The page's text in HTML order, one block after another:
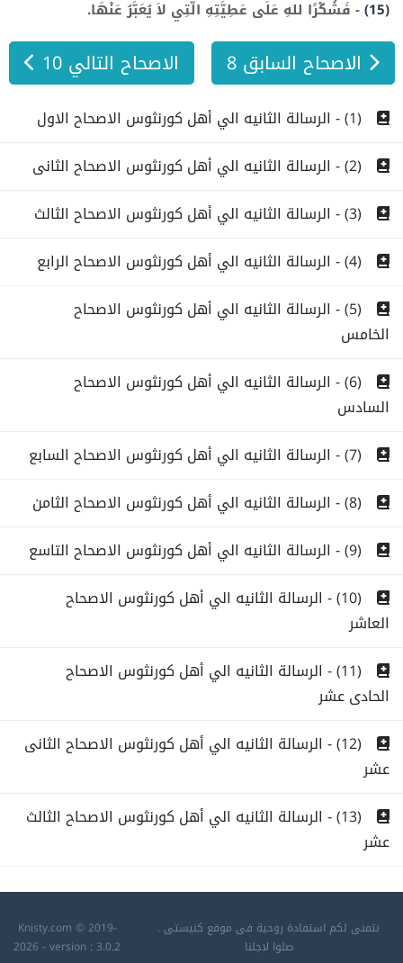
(15)
- فَشُكْرًا للهِ عَلَى عَطِيَّتِهِ الَّتِي لاَ يُعَبَّرُ عَنْهَا.
الاصحاح السابق 8 الاصحاح التالي 10
(1) - الرسالة الثانيه الي أهل كورنثوس الاصحاح الاول
(2) - الرسالة الثانيه الي أهل كورنثوس الاصحاح الثانى
(3) - الرسالة الثانيه الي أهل كورنثوس الاصحاح الثالث
(4) - الرسالة الثانيه الي أهل كورنثوس الاصحاح الرابع
(5) - الرسالة الثانيه الي أهل كورنثوس الاصحاح
الخامس
(6) - الرسالة الثانيه الي أهل كورنثوس الاصحاح
السادس
(7) - الرسالة الثانيه الي أهل كورنثوس الاصحاح السابع
(8) - الرسالة الثانيه الي أهل كورنثوس الاصحاح الثامن
(9) - الرسالة الثانيه الي أهل كورنثوس الاصحاح التاسع
(10) - الرسالة الثانيه الي أهل كورنثوس الاصحاح
العاشر
(11) - الرسالة الثانيه الي أهل كورنثوس الاصحاح
الحادى عشر
(12) - الرسالة الثانيه الي أهل كورنثوس الاصحاح الثانى
عشر
(13) - الرسالة الثانيه الي أهل كورنثوس الاصحاح الثالث
عشر
نتمنى لكم استفادة روحية فى موقع كنيستى .
صلوا لاجلنا
Knisty.com © 2019-
2026 - version : 3.0.2